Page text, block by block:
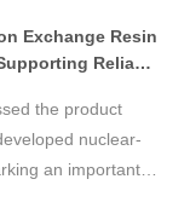
Exchange Resin
Reliable
the product
nuclear-
an important